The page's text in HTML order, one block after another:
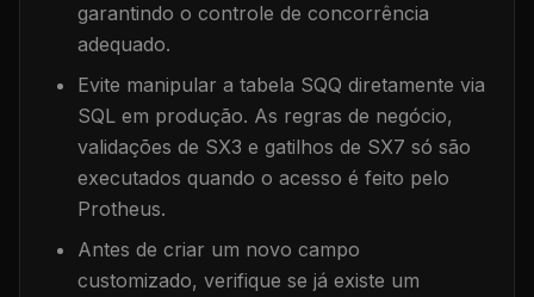
garantindo o controle de concorrência
adequado.
Evite manipular a tabela SQQ diretamente via
SQL em produção. As regras de negócio,
validações de SX3 e gatilhos de SX7 só são
executados quando o acesso é feito pelo
Protheus.
Antes de criar um novo campo
customizado, verifique se já existe um